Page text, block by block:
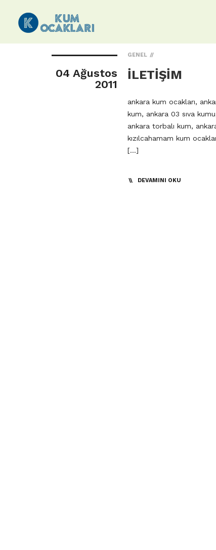
04 Ağustos
2011
GENEL
İLETİŞİM
ankara kum ocakları,
kum, ankara 03 sıva
ankara torbalı kum,
kızılcahamam kum
[…]
DEVAMINI OKU